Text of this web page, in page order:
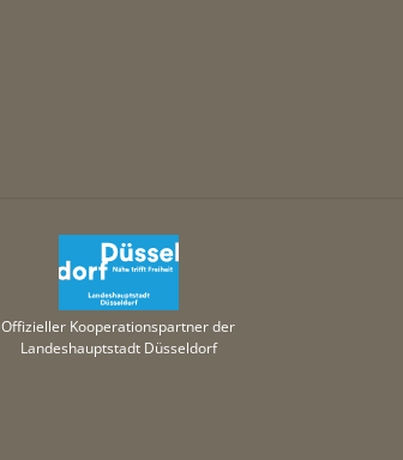
Offizieller Kooperationspartner der
Landeshauptstadt Düsseldorf